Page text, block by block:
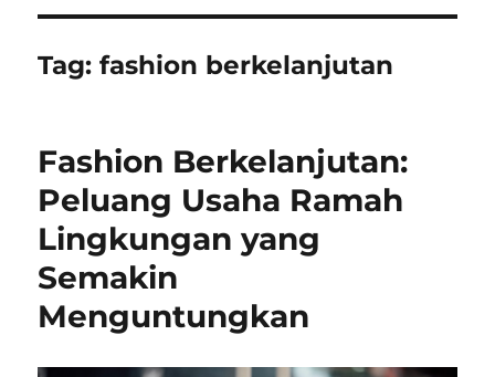
Tag:fashion berkelanjutan
Fashion Berkelanjutan:
Peluang Usaha Ramah
Lingkungan yang
Semakin
Menguntungkan